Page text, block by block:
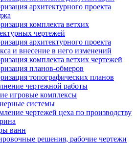
архитектурного проекта
комплекта ветхих
чертежей
архитектурного проекта
и внесение в него изменений
комплекта ветхих чертежей
планов-обмеров
топографических планов
чертежной работы
игровые комплексы
системы
чертежей цеха по производству
ванн
решения, рабочие чертежи